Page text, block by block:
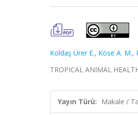
Koldaş Ürer E., Köse A. M.,
TROPICAL ANIMAL
Yayın Türü: Makale /